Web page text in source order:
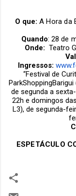
O que: A Hora da
Quando: 28 de
Onde: Teatro
Ingressos: www.
“Festival de
de segunda a
22h e domingos
L3), de segunda-
ESPETÁCULO